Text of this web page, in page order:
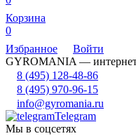
Корзина
0
Избранное
Войти
GYROMANIA — интернет-
8 (495) 128-48-86
8 (495) 970-96-15
info@gyromania.ru
Telegram
Мы в соцсетях